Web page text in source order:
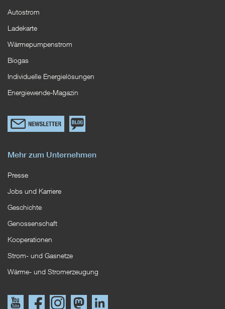
Autostrom
Ladekarte
Wärmepumpenstrom
Biogas
Individuelle Energielösungen
Energiewende-Magazin
Link
zum
Newsletterformular
Zum
Blog
Mehr zum Unternehmen
Presse
Jobs und Karriere
Geschichte
Genossenschaft
Kooperationen
Strom- und Gasnetze
Wärme- und Stromerzeugung
Link
Link
InstagramMastodonLinkedIn